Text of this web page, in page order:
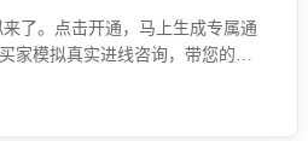
了。点击开通，马上生成专属通
家模拟真实进线咨询，带您的客